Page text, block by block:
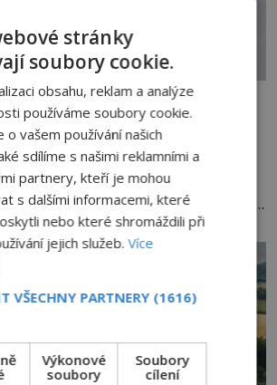
stárnout
25 let, by měl pravidelně
závity. V tomto období se totiž
Možná máte problém
kolegy z práce. Nebo marně v
knížky, kterou jste nedávno přečetli.
s věkem jako kdyby se paměť
Cvičte
stránky
soubory cookie.
obsahu, reklam a analýze
používáme soubory cookie.
o vašem používání našich
sdílíme s našimi reklamními a
partnery, kteří je mohou
s dalšími informacemi, které
nebo které shromáždili při
jejich služeb.Více
VŠECHNY PARTNERY (1616)
Výkonové
soubory
Soubory
cílení